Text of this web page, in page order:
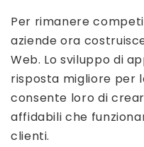
Per rimanere
aziende ora
Web. Lo sviluppo di
risposta migliore per
consente loro di
affidabili che
clienti.